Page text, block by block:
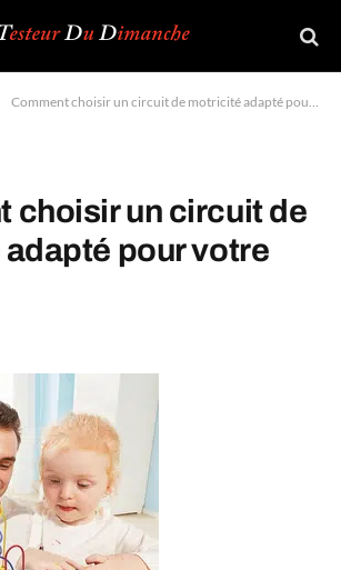
Comment choisir un circuit de motricité adapté pour votre enfant ?
choisir un circuit de
pour votre